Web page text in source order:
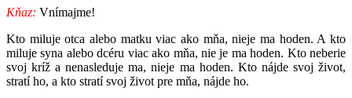
Kňaz: Vnímajme!
Kto miluje otca alebo matku viac ako mňa, nieje ma hoden. A kto
miluje syna alebo dcéru viac ako mňa, nie je ma hoden. Kto neberie
svoj kríž a nenasleduje ma, nieje ma hoden. Kto nájde svoj život,
stratí ho, a kto stratí svoj život pre mňa, nájde ho.